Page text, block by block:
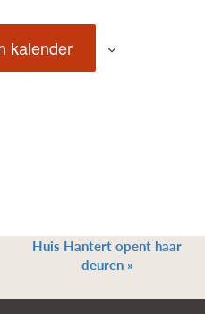
kalender
Huis Hantert opent haar
deuren »